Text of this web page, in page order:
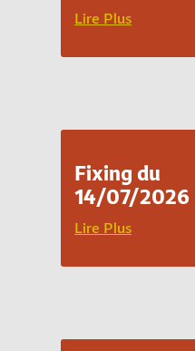
Lire Plus
Fixing du
14/07/2026
Lire Plus